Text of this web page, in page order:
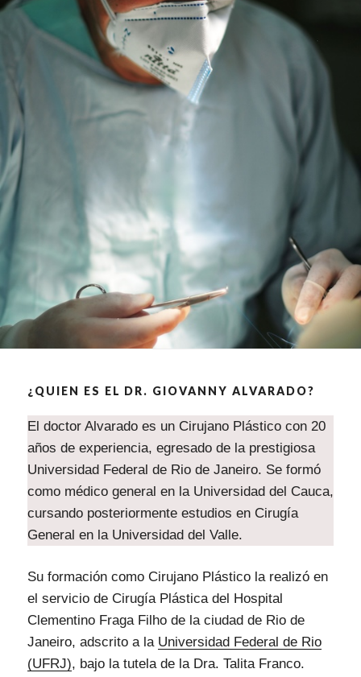
¿QUIEN ES EL DR. GIOVANNY ALVARADO?
El doctor Alvarado es un Cirujano Plástico con 20
años de experiencia, egresado de la prestigiosa
Universidad Federal de Rio de Janeiro. Se formó
como médico general en la Universidad del Cauca,
cursando posteriormente estudios en Cirugía
General en la Universidad del Valle.
Su formación como Cirujano Plástico la realizó en
el servicio de Cirugía Plástica del Hospital
Clementino Fraga Filho de la ciudad de Rio de
Janeiro, adscrito a la Universidad Federal de Rio
(UFRJ), bajo la tutela de la Dra. Talita Franco.